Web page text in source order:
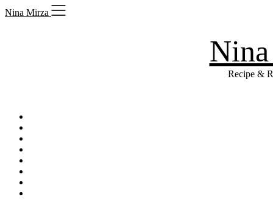
Skip
to
Nina Mirza
Recipe &